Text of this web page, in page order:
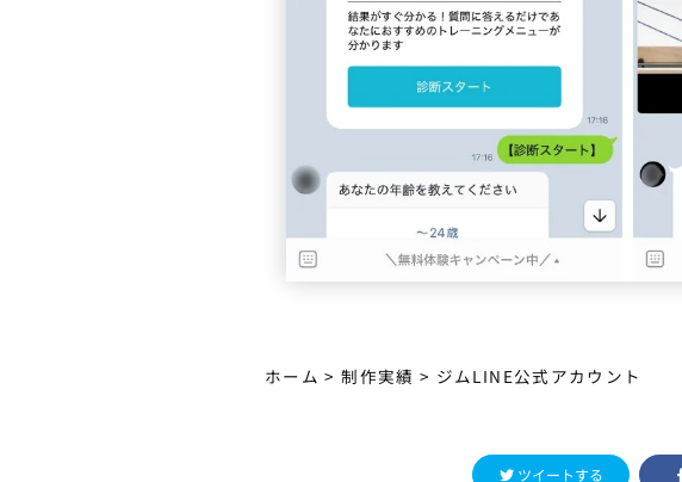
ホーム >制作実績 > ジムLINE公式アカウント
ツイートする